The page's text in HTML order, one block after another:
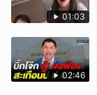
01:03
02:46